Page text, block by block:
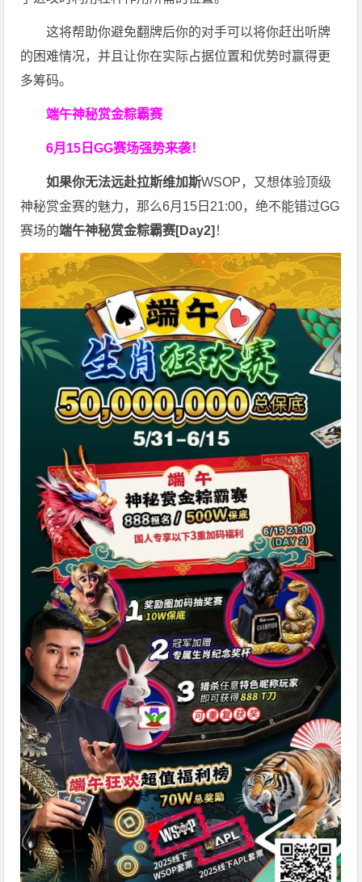
这将帮助你避免翻牌后你的对手可以将你赶出听牌
的困难情况，并且让你在实际占据位置和优势时赢得更
多筹码。
端午神秘赏金粽霸赛
6月15日GG赛场强势来袭！
如果你无法远赴拉斯维加斯WSOP，又想体验顶级
神秘赏金赛的魅力，那么6月15日21:00，绝不能错过GG
赛场的端午神秘赏金粽霸赛[Day2] ！